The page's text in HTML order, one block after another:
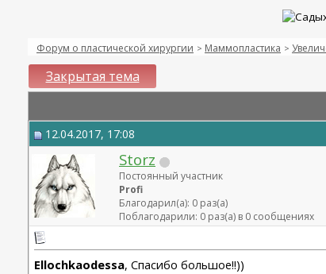
Форум о пластической хирургии > Маммопластика >
Закрытая тема
12.04.2017, 17:08
Storz
Постоянный участник
Profi
Благодарил(а): 0 раз(а)
Поблагодарили: 0 раз(а) в 0 сообщениях
Ellochkaodessa, Спасибо большое!!))